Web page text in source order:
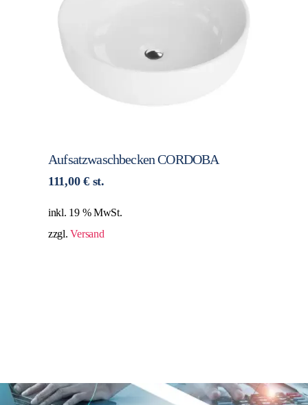
Aufsatzwaschbecken CORDOBA
111,00€ st.
inkl. 19 % MwSt.
zzgl.Versand